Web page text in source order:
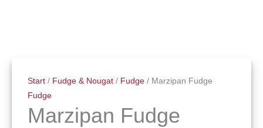
Start / Fudge & Nougat / Fudge / Marzipan Fudge
Fudge
Marzipan Fudge